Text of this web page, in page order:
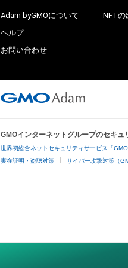
Adam byGMOについて
ヘルプ
お問い合わせ
NFTの
GMOインターネットグループのセキュ
世界初総合ネットセキュリティサービス「GMO
実在証明・盗聴対策 サイバー攻撃対策（